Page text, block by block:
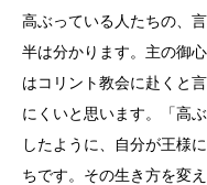
高ぶっている人たちの、
半は分かります。主の御
はコリント教会に赴くと
にくいと思います。「高
したように、自分が王様
ちです。その生き方を変